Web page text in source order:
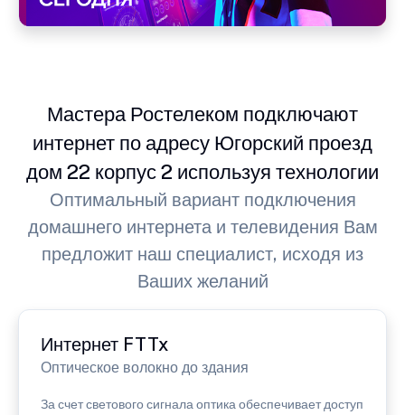
Мастера Ростелеком подключают
интернет по адресу Югорский проезд
дом 22 корпус 2 используя технологии
Оптимальный вариант подключения
домашнего интернета и телевидения Вам
предложит наш специалист, исходя из
Ваших желаний
Интернет FTTx
Оптическое волокно до здания
За счет светового сигнала оптика обеспечивает доступ